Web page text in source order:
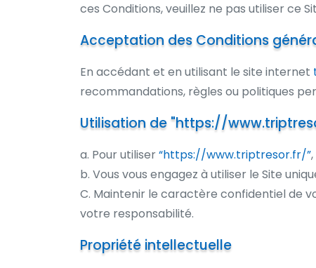
ces Conditions, veuillez ne pas utiliser ce
Acceptation des Conditions
En accédant et en utilisant le site internet
recommandations, règles ou politiques
Utilisation de "https://
a. Pour utiliser“https://www.triptresor.fr/”
b. Vous vous engagez à utiliser le Site
C. Maintenir le caractère confidentiel de
votre responsabilité.
Propriété intellectuelle